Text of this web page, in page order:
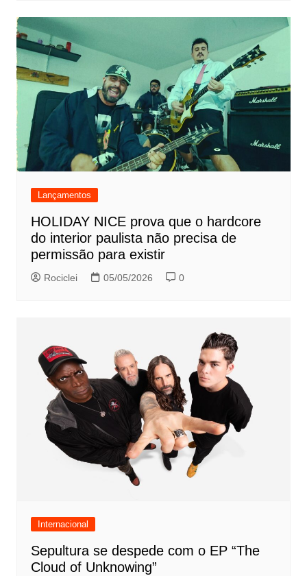
Lançamentos
HOLIDAY NICE prova que o hardcore
do interior paulista não precisa de
permissão para existir
Rociclei 05/05/2026 0
Internacional
Sepultura se despede com o EP “The
Cloud of Unknowing”